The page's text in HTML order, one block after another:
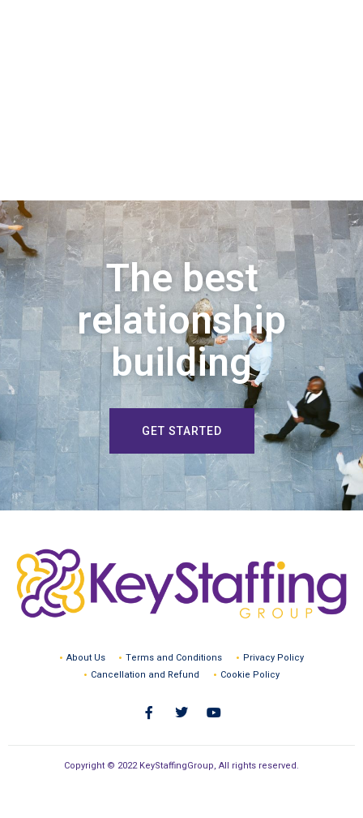
The best
relationship
building
GET STARTED
About Us Terms and Conditions
Privacy Policy
Cancellation and Refund
Cookie Policy
Copyright © 2022 KeyStaffingGroup, All rights reserved.